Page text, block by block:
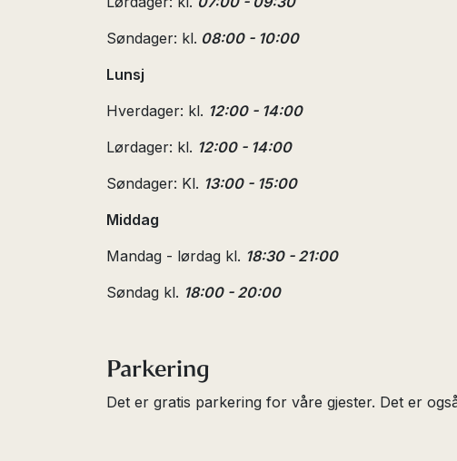
Søndager: kl. 08:00 - 10:00
Lunsj
Hverdager: kl. 12:00 - 14:00
Lørdager: kl. 12:00 - 14:00
Søndager: Kl. 13:00 - 15:00
Middag
Mandag - lørdag kl. 18:30 - 21:00
Søndag kl. 18:00 - 20:00
Parkering
Det er gratis parkering for våre gjester. Det er